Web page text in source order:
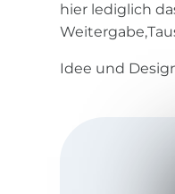
hier lediglich
Idee und